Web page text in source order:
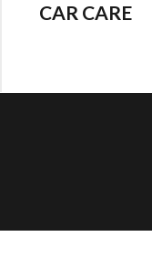
CAR CARE